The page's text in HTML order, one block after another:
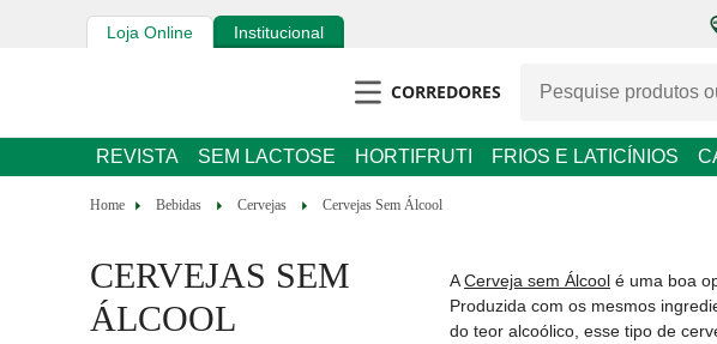
Loja Online Institucional
CORREDORES
REVISTA SEM LACTOSE HORTIFRUTI FRIOS E LATICÍNIOS
Bebidas Cervejas Cervejas Sem Álcool
CERVEJAS SEM
ÁLCOOL
ACerveja sem Álcoolé uma boa
com os mesmos ingredientes da
esse tipo de cerveja é fermentada